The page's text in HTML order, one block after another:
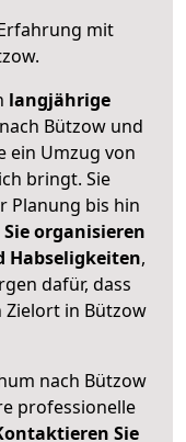
mit
.
langjährige
Bützow und
ein Umzug von
bringt. Sie
Planung bis hin
Sie organisieren
Habseligkeiten,
dafür, dass
Zielort in Bützow
nach Bützow
professionelle
Sie